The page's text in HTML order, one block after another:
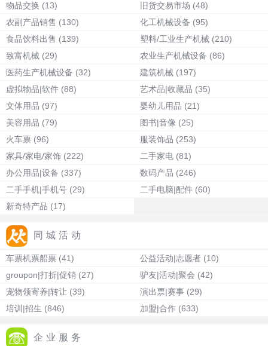
物品交换 (13) 旧货交易市场 (48)
农副产品销售 (130) 化工机械设备 (95)
食品饮料出售 (139) 塑料/工业生产机械 (210)
致富机械 (29) 农业生产机械设备 (86)
医药生产机械设备 (32) 建筑机械 (197)
虚拟物品|软件 (88) 艺术品|收藏品 (35)
文体用品 (97) 婴幼儿用品 (21)
美容用品 (79) 图书|音像 (25)
火车票 (96) 服装饰品 (253)
家具/家电/家饰 (222) 二手家电 (81)
办公用品|设备 (337) 数码产品 (246)
二手手机|手机号 (29) 二手电脑|配件 (60)
新奇特产品 (17)
同城活动
车票机票船票 (41) 公益活动|志愿者 (10)
groupon|打折|促销 (27) 驴友|活动|聚会 (42)
宠物领寄养|转让 (39) 演出票|赛事 (29)
培训|招生 (846) 加盟|合作 (633)
企业服务